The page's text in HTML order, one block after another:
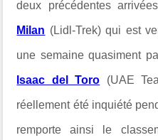
deux précédentes
Milan (Lidl-Trek) qui est
une semaine quasiment
Isaac del Toro (UAE
réellement été inquiété
remporte ainsi le